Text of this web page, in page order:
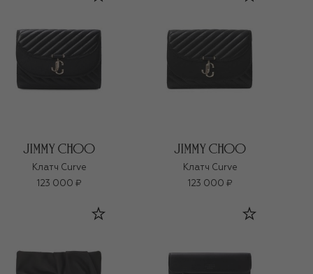
Клатч Curve
123 000 ₽
Клатч Curve
123 000 ₽